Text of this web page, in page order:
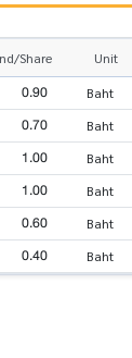
Share Unit
0.90 Baht
0.70 Baht
1.00 Baht
1.00 Baht
0.60 Baht
0.40 Baht